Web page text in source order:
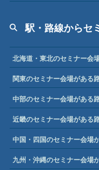
駅・路線からセ
北海道・東北のセミナー会
関東のセミナー会場がある
中部のセミナー会場がある
近畿のセミナー会場がある
中国・四国のセミナー会場
九州・沖縄のセミナー会場